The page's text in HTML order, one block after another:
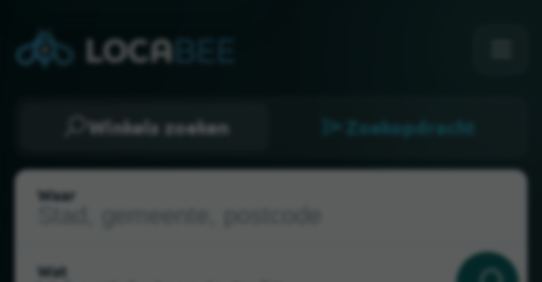
Winkels zoeken Zoekopdracht
Waar
Wat